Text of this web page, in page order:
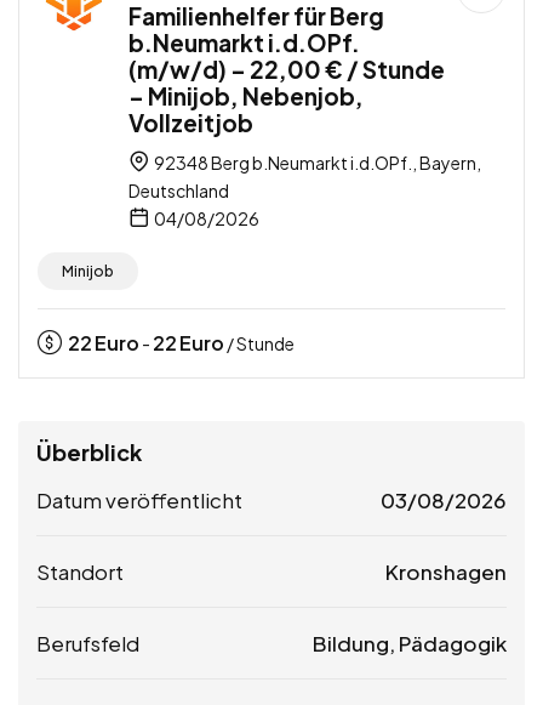
Familienhelfer für Berg
b.Neumarkt i.d.OPf.
(m/w/d) – 22,00 € / Stunde
– Minijob, Nebenjob,
Vollzeitjob
92348 Berg b.Neumarkt i.d.OPf., Bayern,
Deutschland
04/08/2026
Minijob
22Euro - 22Euro / Stunde
Überblick
Datum veröffentlicht 03/08/2026
Standort Kronshagen
Berufsfeld Bildung, Pädagogik